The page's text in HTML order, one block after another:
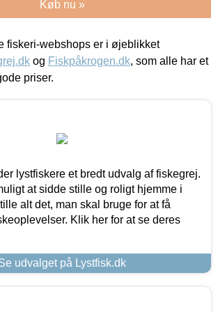
Køb nu »
fiskeri-webshops er i øjeblikket
og Fiskpåkrogen.dk, som alle har et
priser.
lystfiskere et bredt udvalg af fiskegrej.
at sidde stille og roligt hjemme i
alt det, man skal bruge for at få
Klik her for at se deres
udvalget på Lystfisk.dk